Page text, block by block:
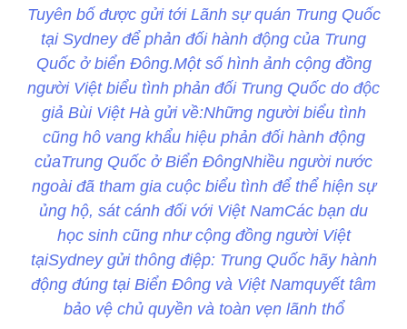
Tuyên bố được gửi tới Lãnh sự quán Trung Quốc
tại Sydney để phản đối hành động của Trung
Quốc ở biển Đông.Một số hình ảnh cộng đồng
người Việt biểu tình phản đối Trung Quốc do độc
giả Bùi Việt Hà gửi về:Những người biểu tình
cũng hô vang khẩu hiệu phản đối hành động
củaTrung Quốc ở Biển ĐôngNhiều người nước
ngoài đã tham gia cuộc biểu tình để thể hiện sự
ủng hộ, sát cánh đối với Việt NamCác bạn du
học sinh cũng như cộng đồng người Việt
tạiSydney gửi thông điệp: Trung Quốc hãy hành
động đúng tại Biển Đông và Việt Namquyết tâm
bảo vệ chủ quyền và toàn vẹn lãnh thổ